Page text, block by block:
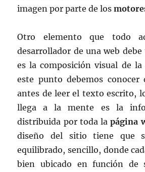
imagen por parte de los
Otro elemento que todo
desarrollador de una web
es la composición visual de la
este punto debemos conocer
antes de leer el texto escrito,
llega a la mente es la
distribuida por toda lapágina
diseño del sitio tiene que
equilibrado, sencillo, donde
bien ubicado en función de